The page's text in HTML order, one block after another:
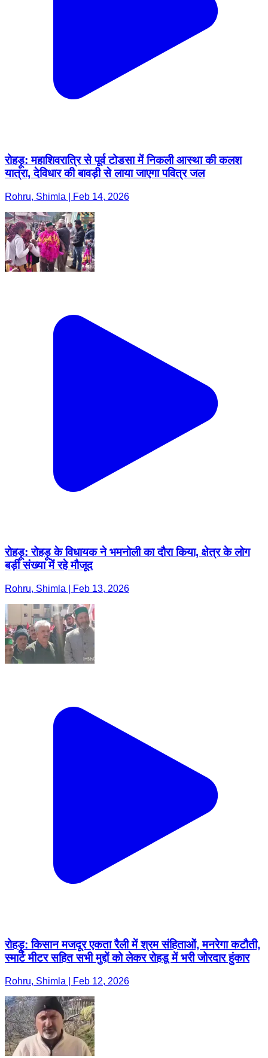
रोहड़ू: महाशिवरात्रि से पूर्व टोडसा में निकली आस्था की कलश
यात्रा, देविधार की बावड़ी से लाया जाएगा पवित्र जल
Rohru, Shimla | Feb 14, 2026
रोहड़ू: रोहड़ू के विधायक ने भमनोली का दौरा किया, क्षेत्र के लोग
बड़ी संख्या में रहे मौजूद
Rohru, Shimla | Feb 13, 2026
रोहड़ू: किसान मजदूर एकता रैली में श्रम संहिताओं, मनरेगा कटौती,
स्मार्ट मीटर सहित सभी मुद्दों को लेकर रोहडू में भरी जोरदार हुंकार
Rohru, Shimla | Feb 12, 2026